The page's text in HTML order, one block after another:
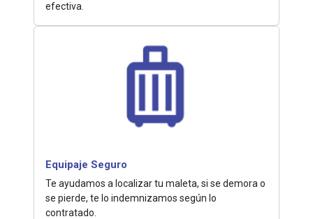
efectiva.
Equipaje Seguro
Te ayudamos a localizar tu maleta, si se demora o
se pierde, te lo indemnizamos según lo
contratado.